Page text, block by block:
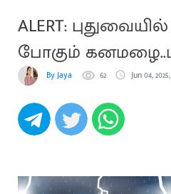
ALERT:
போகும்
By Jaya 62 Jun 04,